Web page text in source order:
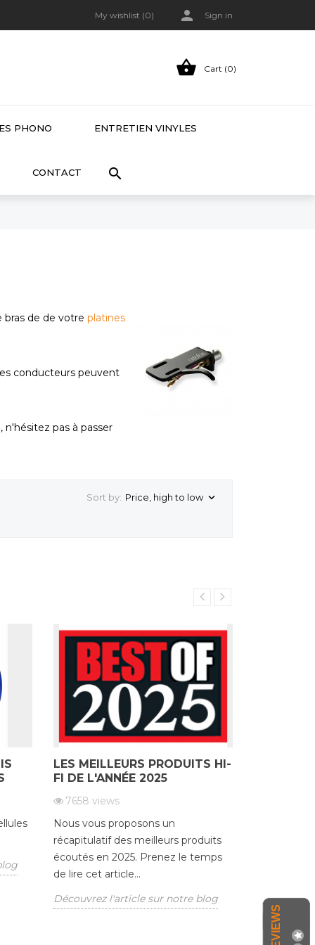
My wishlist (0)  Sign in
 Cart (0)
PHONO ENTRETIEN VINYLES
CONTACT 
bras de de votre platines
conducteurs peuvent
, n'hésitez pas à passer
Sort by: Price, high to low 
LES MEILLEURS PRODUITS HI-
FI DE L'ANNÉE 2025
7658 views
Nous vous proposons un
récapitulatif des meilleurs produits
écoutés en 2025. Prenez le temps
de lire cet article...
Découvrez l'article sur notre blog